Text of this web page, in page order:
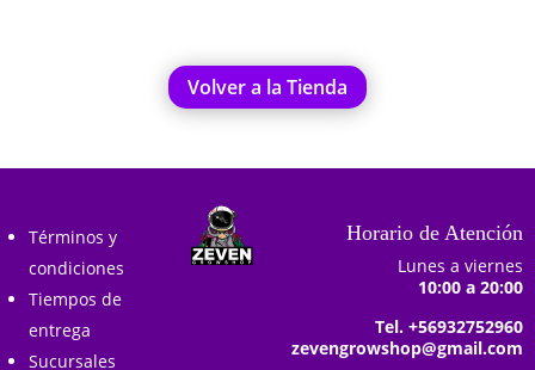
Volver a la Tienda
Términos y
condiciones
Tiempos de
entrega
Sucursales
Horario de Atención
Lunes a viernes
10:00 a 20:00
Tel. +56932752960
zevengrowshop@gmail.com